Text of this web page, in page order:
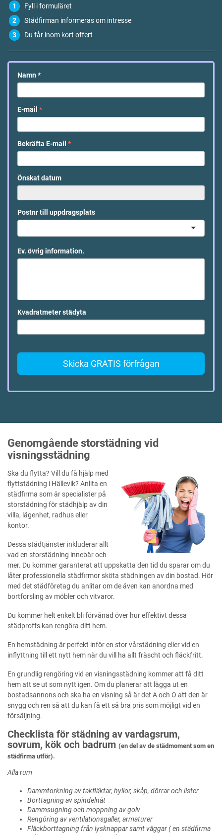
Fyll i formuläret
Städfirman informeras om intresse
Du får inom kort offert
Namn *
E-mail *
Bekräfta E-mail *
Önskat datum
Postnr till uppdragsplats
Ev. övrig information.
Kvadratmeter städyta
Skicka GRATIS förfrågan
Genomgående storstädning vid
visningsstädning
Ska du flytta? Vill du få hjälp med
flyttstädning i Hällevik? Anlita en
städfirma som är specialister på
storstädning för städhjälp av din
villa, lägenhet, radhus eller
kontor.
Dessa städtjänster inkluderar allt
vad en storstädning innebär och
mer. Du kommer garanterat att uppskatta den tid du sparar om du
låter professionella städfirmor sköta städningen av din bostad. Hör
med det städföretag du anlitar om de även kan anordna med
bortforsling av möbler och vitvaror.
Du kommer helt enkelt bli förvånad över hur effektivt dessa
städproffs kan rengöra ditt hem.
En hemstädning är perfekt inför en stor vårstädning eller vid en
inflyttning till ett nytt hem när du vill ha allt fräscht och fläckfritt.
En grundlig rengöring vid en visningsstädning kommer att få ditt
hem att se ut som nytt igen. Om du planerar att lägga ut en
bostadsannons och ska ha en visning så är det A och O att den är
snygg och ren så att du kan få ett så bra pris som möjligt vid en
försäljning.
Checklista för städning av vardagsrum,
sovrum, kök och badrum (en del av de städmoment som en
städfirma utför).
Alla rum
Dammtorkning av takfläktar, hyllor, skåp, dörrar och lister
Borttagning av spindelnät
Dammsugning och moppning av golv
Rengöring av ventilationsgaller, armaturer
Fläckborttagning från lysknappar samt väggar ( en städfirma